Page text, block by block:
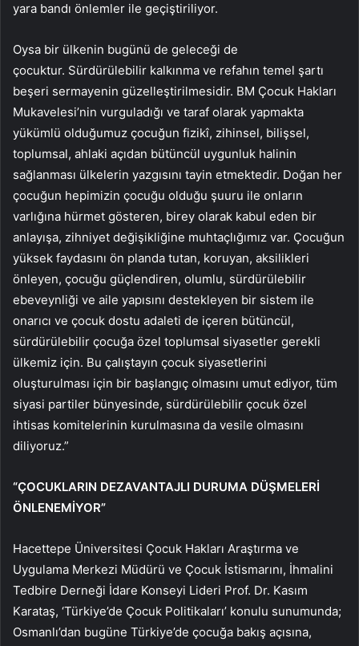
yara bandı önlemler ile geçiştiriliyor.
Oysa bir ülkenin bugünü de geleceği de
çocuktur. Sürdürülebilir kalkınma ve refahın temel şartı
beşeri sermayenin güzelleştirilmesidir. BM Çocuk Hakları
Mukavelesi’nin vurguladığı ve taraf olarak yapmakta
yükümlü olduğumuz çocuğun fizikî, zihinsel, bilişsel,
toplumsal, ahlaki açıdan bütüncül uygunluk halinin
sağlanması ülkelerin yazgısını tayin etmektedir. Doğan her
çocuğun hepimizin çocuğu olduğu şuuru ile onların
varlığına hürmet gösteren, birey olarak kabul eden bir
anlayışa, zihniyet değişikliğine muhtaçlığımız var. Çocuğun
yüksek faydasını ön planda tutan, koruyan, aksilikleri
önleyen, çocuğu güçlendiren, olumlu, sürdürülebilir
ebeveynliği ve aile yapısını destekleyen bir sistem ile
onarıcı ve çocuk dostu adaleti de içeren bütüncül,
sürdürülebilir çocuğa özel toplumsal siyasetler gerekli
ülkemiz için. Bu çalıştayın çocuk siyasetlerini
oluşturulması için bir başlangıç olmasını umut ediyor, tüm
siyasi partiler bünyesinde, sürdürülebilir çocuk özel
ihtisas komitelerinin kurulmasına da vesile olmasını
diliyoruz.”
“ÇOCUKLARIN DEZAVANTAJLI DURUMA DÜŞMELERİ
ÖNLENEMİYOR”
Hacettepe Üniversitesi Çocuk Hakları Araştırma ve
Uygulama Merkezi Müdürü ve Çocuk İstismarını, İhmalini
Tedbire Derneği İdare Konseyi Lideri Prof. Dr. Kasım
Karataş, ‘Türkiye’de Çocuk Politikaları’ konulu sunumunda;
Osmanlı’dan bugüne Türkiye’de çocuğa bakış açısına,